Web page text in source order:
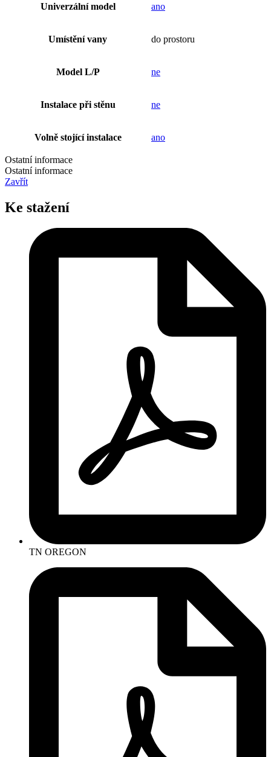
Univerzální model ano
Umístění vany do prostoru
Model L/P ne
Instalace při stěnu ne
Volně stojící instalace ano
Ostatní informace
Ostatní informace
Zavřít
Ke stažení
TN OREGON